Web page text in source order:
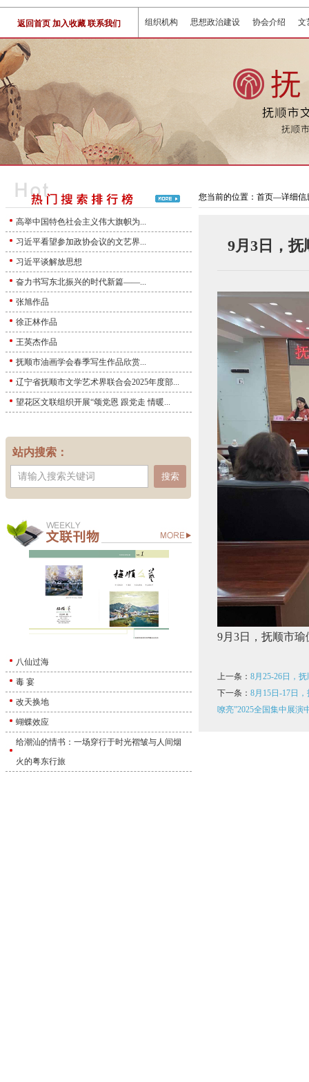
返回首页 加入收藏 联系我们 组织机构 思想政治建设 协会介绍 文
高举中国特色社会主义伟大旗帜为...
习近平看望参加政协会议的文艺界...
习近平谈解放思想
奋力书写东北振兴的时代新篇——...
张旭作品
徐正林作品
王英杰作品
抚顺市油画学会春季写生作品欣赏...
辽宁省抚顺市文学艺术界联合会2025年度部...
望花区文联组织开展“颂党恩 跟党走 情暖...
站内搜索：
搜索
八仙过海
毒 宴
改天换地
蝴蝶效应
给潮汕的情书：一场穿行于时光褶皱与人间烟
火的粤东行旅
您当前的位置：首页—详细信
9月3日，
9月3日，抚顺市
上一条： 8月25-26日，
下一条： 8月15日-17日
嘹亮”2025全国集中展演